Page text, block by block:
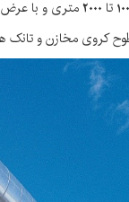
مخازن و تانک